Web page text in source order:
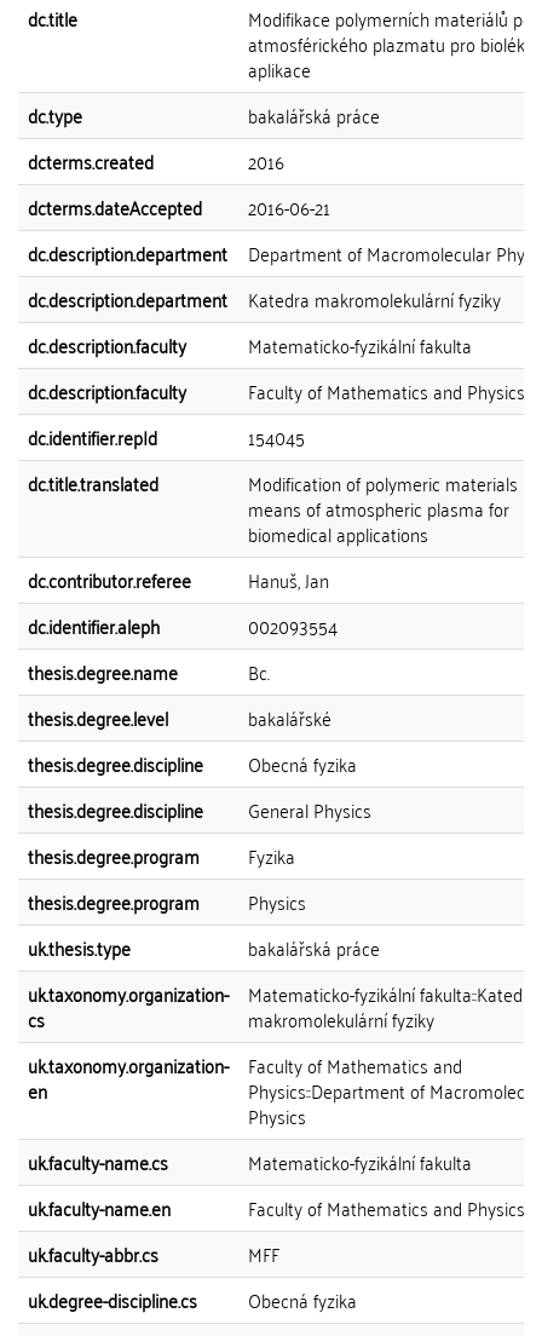
dc.title
Modifikace polymerních materiálů
atmosférického plazmatu pro
aplikace
dc.type
bakalářská práce
dcterms.created
2016
dcterms.dateAccepted
2016-06-21
dc.description.department
Department of Macromolecular
dc.description.department
Katedra makromolekulární fyziky
dc.description.faculty
Matematicko-fyzikální fakulta
dc.description.faculty
Faculty of Mathematics and Physics
dc.identifier.repId
154045
dc.title.translated
Modification of polymeric materials by
means of atmospheric plasma for
biomedical applications
dc.contributor.referee
Hanuš, Jan
dc.identifier.aleph
002093554
thesis.degree.name
Bc.
thesis.degree.level
bakalářské
thesis.degree.discipline
Obecná fyzika
thesis.degree.discipline
General Physics
thesis.degree.program
Fyzika
thesis.degree.program
Physics
uk.thesis.type
bakalářská práce
uk.taxonomy.organization-
cs
Matematicko-fyzikální fakulta::Katedra
makromolekulární fyziky
uk.taxonomy.organization-
en
Faculty of Mathematics and
Physics::Department of
Physics
uk.faculty-name.cs
Matematicko-fyzikální fakulta
uk.faculty-name.en
Faculty of Mathematics and Physics
uk.faculty-abbr.cs
MFF
uk.degree-discipline.cs
Obecná fyzika